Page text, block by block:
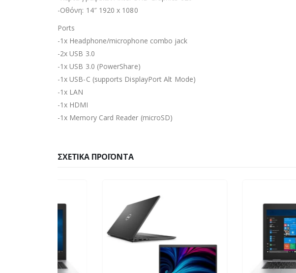
-Οθόνη: 14″ 1920 x 1080
Ports
-1x Headphone/microphone combo jack
-2x USB 3.0
-1x USB 3.0 (PowerShare)
-1x USB-C (supports DisplayPort Alt Mode)
-1x LAN
-1x HDMI
-1x Memory Card Reader (microSD)
ΣΧΕΤΙΚΆ ΠΡΟΪΌΝΤΑ